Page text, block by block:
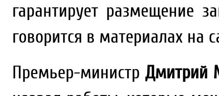
гарантирует размещение
говорится в материалах на
Премьер-министр Дмитрий